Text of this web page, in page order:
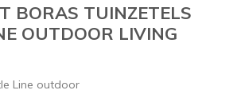
BORAS TUINZETELS
OUTDOOR LIVING
Line outdoor